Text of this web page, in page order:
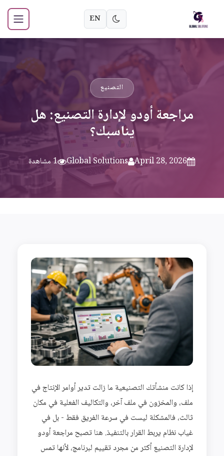
EN
التصنيع
مراجعة أودو لإدارة التصنيع: هل
يناسبك؟
April 28, 2026
Global Solutions 1 مشاهدة
إذا كانت منشأتك التصنيعية ما زالت تدير أوامر الإنتاج في
ملف، والمخزون في ملف آخر، والتكاليف الفعلية في مكان
ثالث، فالمشكلة ليست في سرعة الفريق فقط - بل في
غياب نظام يربط القرار بالتنفيذ. هنا تصبح مراجعة أودو
لإدارة التصنيع أكثر من مجرد تقييم لبرنامج، لأنها تمس